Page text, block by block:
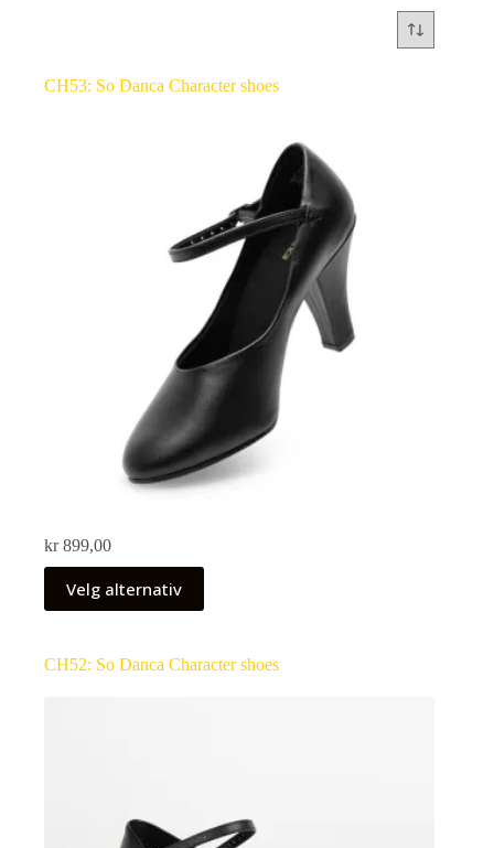
CH53: So Danca Character shoes
kr899,00
Velg alternativ
CH52: So Danca Character shoes